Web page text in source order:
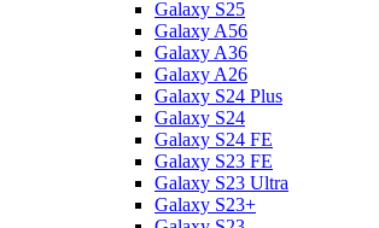
Galaxy S25
Galaxy A56
Galaxy A36
Galaxy A26
Galaxy S24 Plus
Galaxy S24
Galaxy S24 FE
Galaxy S23 FE
Galaxy S23 Ultra
Galaxy S23+